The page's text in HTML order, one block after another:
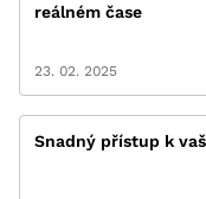
reálném čase
23. 02. 2025
Snadný přístup k